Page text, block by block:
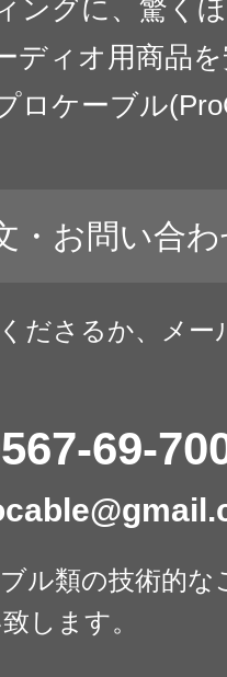
ングに、驚く
ディオ用商品
ロケーブル
・お問い合
ださるか、メー
69-
ル類の技術的な
します。